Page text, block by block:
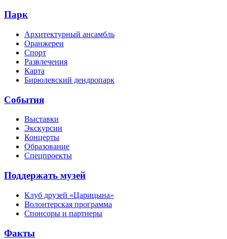
Парк
Архитектурный ансамбль
Оранжереи
Спорт
Развлечения
Карта
Бирюлевский дендропарк
События
Выставки
Экскурсии
Концерты
Образование
Спецпроекты
Поддержать музей
Клуб друзей «Царицына»
Волонтерская программа
Спонсоры и партнеры
Факты